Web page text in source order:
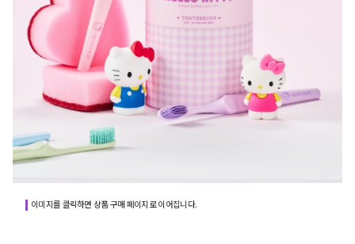
이미지를 클릭하면 상품 구매 페이지로 이어집니다.